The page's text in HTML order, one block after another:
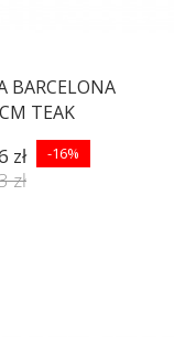
BARCELONA
TEAK
zł -16%
zł